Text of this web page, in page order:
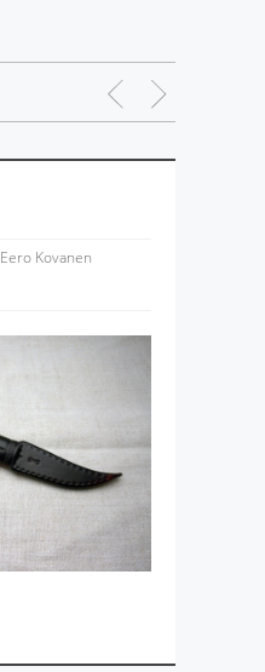
Eero Kovanen